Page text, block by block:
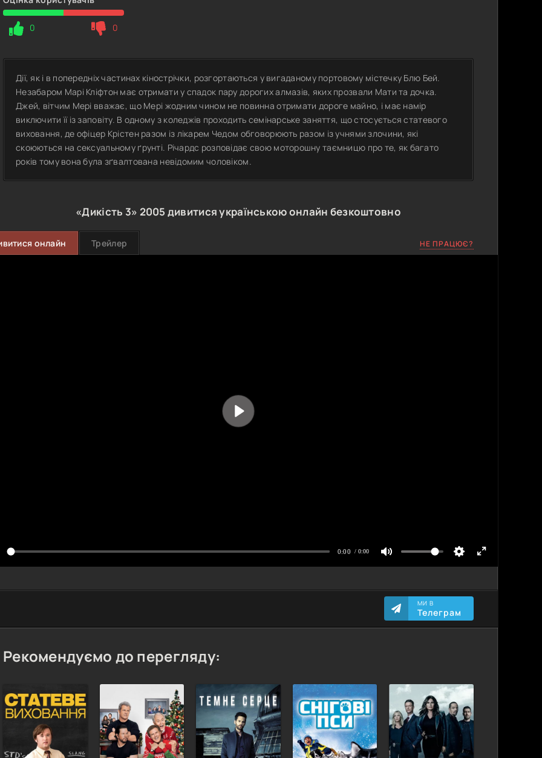
0 0
Дії, як і в попередніх частинах кінострічки, розгортаються у вигаданому портовому містечку Блю Бей.
Незабаром Марі Кліфтон має отримати у спадок пару дорогих алмазів, яких прозвали Мати та дочка.
Джей, вітчим Мері вважає, що Мері жодним чином не повинна отримати дороге майно, і має намір
виключити її із заповіту. В одному з коледжів проходить семінарське заняття, що стосується статевого
виховання, де офіцер Крістен разом із лікарем Чедом обговорюють разом із учнями злочини, які
скоюються на сексуальному ґрунті. Річардс розповідає свою моторошну таємницю про те, як багато
років тому вона була зґвалтована невідомим чоловіком.
«Дикість 3» 2005 дивитися українською онлайн безкоштовно
онлайн Трейлер НЕ ПРАЦЮЄ?
МИ В
Телеграм
Рекомендуємо до перегляду: